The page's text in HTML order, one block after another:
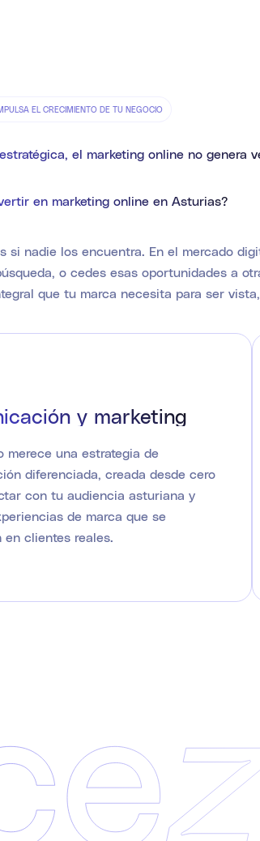
EL CRECIMIENTO DE TU NEGOCIO
el marketing online no genera
en marketing online en Asturias?
si nadie los encuentra. En el mercado
o cedes esas oportunidades a
que tu marca necesita para ser
y marketing
merece una estrategia de
diferenciada, creada desde cero
con tu audiencia asturiana y
de marca que se
en clientes reales.